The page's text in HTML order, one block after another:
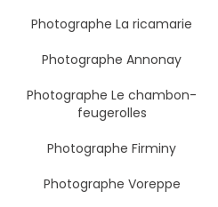
Photographe La ricamarie
Photographe Annonay
Photographe Le chambon-
feugerolles
Photographe Firminy
Photographe Voreppe